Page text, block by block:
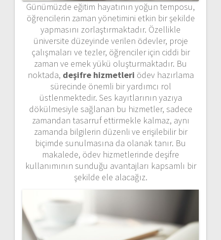
Günümüzde eğitim hayatının yoğun temposu,
öğrencilerin zaman yönetimini etkin bir şekilde
yapmasını zorlaştırmaktadır. Özellikle
üniversite düzeyinde verilen ödevler, proje
çalışmaları ve tezler, öğrenciler için ciddi bir
zaman ve emek yükü oluşturmaktadır. Bu
noktada, deşifre hizmetleri ödev hazırlama
sürecinde önemli bir yardımcı rol
üstlenmektedir. Ses kayıtlarının yazıya
dökülmesiyle sağlanan bu hizmetler, sadece
zamandan tasarruf ettirmekle kalmaz, aynı
zamanda bilgilerin düzenli ve erişilebilir bir
biçimde sunulmasına da olanak tanır. Bu
makalede, ödev hizmetlerinde deşifre
kullanımının sunduğu avantajları kapsamlı bir
şekilde ele alacağız.